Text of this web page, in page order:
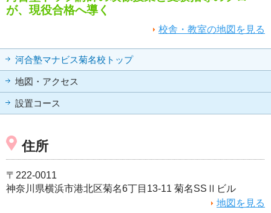
が、現役合格へ導く
校舎・教室の地図を見る
河合塾マナビス菊名校トップ
地図・アクセス
設置コース
住所
〒222-0011
神奈川県横浜市港北区菊名6丁目13-11 菊名SSⅡビル
地図を見る